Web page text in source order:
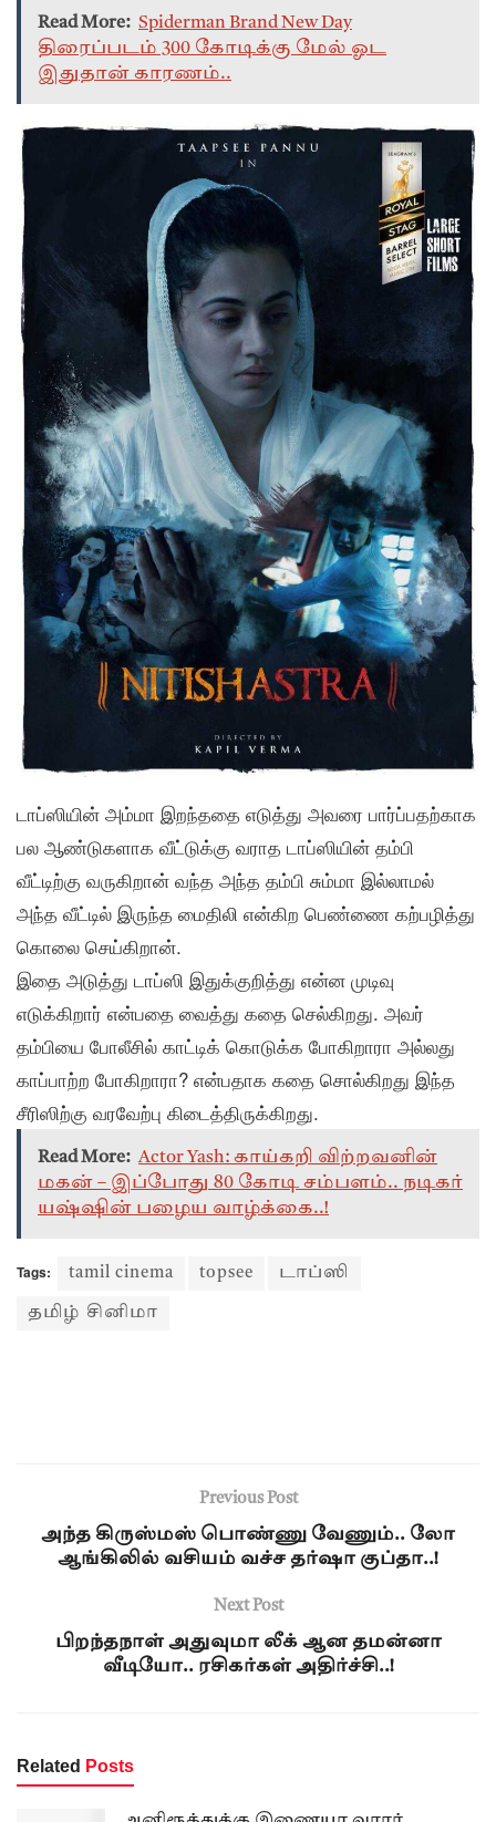
Read More: Spiderman Brand New Day
திரைப்படம் 300 கோடிக்கு மேல் ஓட
இதுதான் காரணம்..
டாப்ஸியின் அம்மா இறந்ததை எடுத்து அவரை பார்ப்பதற்காக
பல ஆண்டுகளாக வீட்டுக்கு வராத டாப்ஸியின் தம்பி
வீட்டிற்கு வருகிறான் வந்த அந்த தம்பி சும்மா இல்லாமல்
அந்த வீட்டில் இருந்த மைதிலி என்கிற பெண்ணை கற்பழித்து
கொலை செய்கிறான்.
இதை அடுத்து டாப்ஸி இதுக்குறித்து என்ன முடிவு
எடுக்கிறார் என்பதை வைத்து கதை செல்கிறது. அவர்
தம்பியை போலீசில் காட்டிக் கொடுக்க போகிறாரா அல்லது
காப்பாற்ற போகிறாரா? என்பதாக கதை சொல்கிறது இந்த
சீரிஸிற்கு வரவேற்பு கிடைத்திருக்கிறது.
Read More: Actor Yash: காய்கறி விற்றவனின்
மகன் – இப்போது 80 கோடி சம்பளம்.. நடிகர்
யஷ்ஷின் பழைய வாழ்க்கை..!
Tags: tamil cinema topsee டாப்ஸி
தமிழ் சினிமா
Previous Post
அந்த கிருஸ்மஸ் பொண்ணு வேணும்.. லோ
ஆங்கிலில் வசியம் வச்ச தர்ஷா குப்தா..!
Next Post
பிறந்தநாள் அதுவுமா லீக் ஆன தமன்னா
வீடியோ.. ரசிகர்கள் அதிர்ச்சி..!
Related Posts